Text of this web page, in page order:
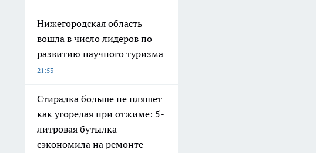
Нижегородская область
вошла в число лидеров по
развитию научного туризма
21:53
Стиралка больше не пляшет
как угорелая при отжиме: 5-
литровая бутылка
сэкономила на ремонте